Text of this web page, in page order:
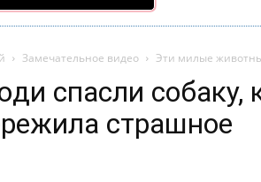
Замечательное видео Эти милые
спасли собаку,
страшное